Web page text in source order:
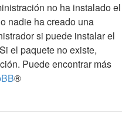
no ha instalado el
nadie ha creado una
si puede instalar el
el paquete no existe,
Puede encontrar más
®